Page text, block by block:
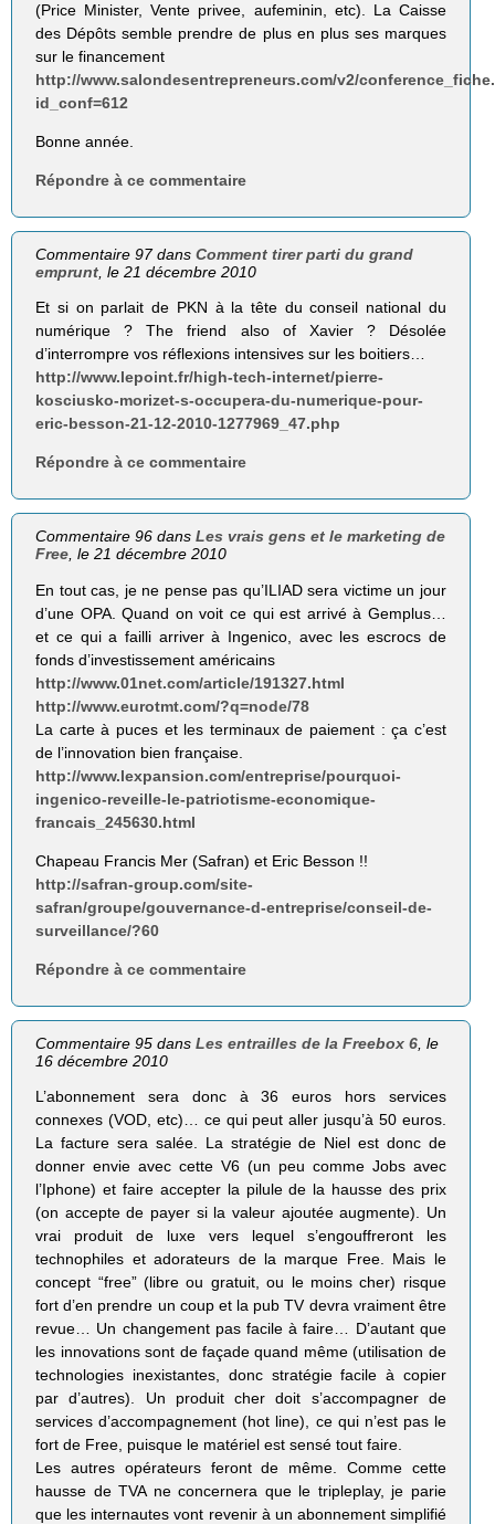
(Price Minister, Vente privee, aufeminin, etc). La Caisse
des Dépôts semble prendre de plus en plus ses marques
sur le financement
http://www.salondesentrepreneurs.com/v2/
id_conf=612
Bonne année.
Répondre à ce commentaire
Commentaire 97 dansComment tirer parti du grand
emprunt, le 21 décembre 2010
Et si on parlait de PKN à la tête du conseil national du
numérique ? The friend also of Xavier ? Désolée
d’interrompre vos réflexions intensives sur les boitiers…
http://www.lepoint.fr/high-tech-internet/pierre-
kosciusko-morizet-s-occupera-du-numerique-pour-
eric-besson-21-12-2010-1277969_47.php
Répondre à ce commentaire
Commentaire 96 dansLes vrais gens et le marketing de
Free, le 21 décembre 2010
En tout cas, je ne pense pas qu’ILIAD sera victime un jour
d’une OPA. Quand on voit ce qui est arrivé à Gemplus…
et ce qui a failli arriver à Ingenico, avec les escrocs de
fonds d’investissement américains
http://www.01net.com/article/191327.html
http://www.eurotmt.com/?q=node/78
La carte à puces et les terminaux de paiement : ça c’est
de l’innovation bien française.
http://www.lexpansion.com/entreprise/pourquoi-
ingenico-reveille-le-patriotisme-economique-
francais_245630.html
Chapeau Francis Mer (Safran) et Eric Besson !!
http://safran-group.com/site-
safran/groupe/gouvernance-d-entreprise/conseil-de-
surveillance/?60
Répondre à ce commentaire
Commentaire 95 dansLes entrailles de la Freebox 6 , le
16 décembre 2010
L’abonnement sera donc à 36 euros hors services
connexes (VOD, etc)… ce qui peut aller jusqu’à 50 euros.
La facture sera salée. La stratégie de Niel est donc de
donner envie avec cette V6 (un peu comme Jobs avec
l’Iphone) et faire accepter la pilule de la hausse des prix
(on accepte de payer si la valeur ajoutée augmente). Un
vrai produit de luxe vers lequel s’engouffreront les
technophiles et adorateurs de la marque Free. Mais le
concept “free” (libre ou gratuit, ou le moins cher) risque
fort d’en prendre un coup et la pub TV devra vraiment être
revue… Un changement pas facile à faire… D’autant que
les innovations sont de façade quand même (utilisation de
technologies inexistantes, donc stratégie facile à copier
par d’autres). Un produit cher doit s’accompagner de
services d’accompagnement (hot line), ce qui n’est pas le
fort de Free, puisque le matériel est sensé tout faire.
Les autres opérateurs feront de même. Comme cette
hausse de TVA ne concernera que le tripleplay, je parie
que les internautes vont revenir à un abonnement simplifié